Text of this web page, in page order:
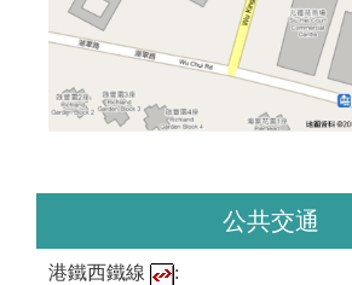
公共交通
港鐵西鐵線
: